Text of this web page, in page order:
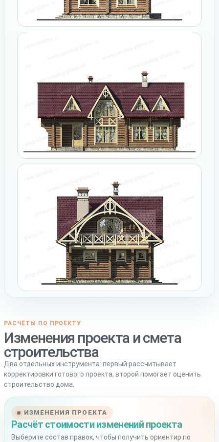
РАСЧЁТЫ ПО ПРОЕКТУ
Изменения проекта и смета
строительства
Два отдельных инструмента: первый рассчитывает
корректировки готового проекта, второй помогает оценить
строительство дома.
ИЗМЕНЕНИЯ ПРОЕКТА
Расчёт стоимости изменений проекта
Выберите состав правок, чтобы получить ориентир по